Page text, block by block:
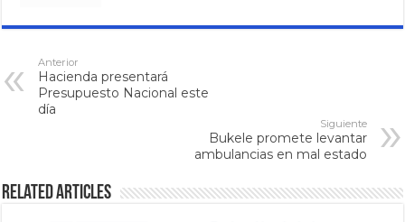
Anterior
Hacienda presentará
Presupuesto Nacional este
día
Siguiente
Bukele promete levantar
ambulancias en mal estado
Related Articles